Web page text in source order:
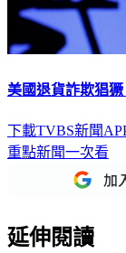
美國退貨詐欺猖
下載TVBS新聞
重點新聞一次看
延伸閱讀